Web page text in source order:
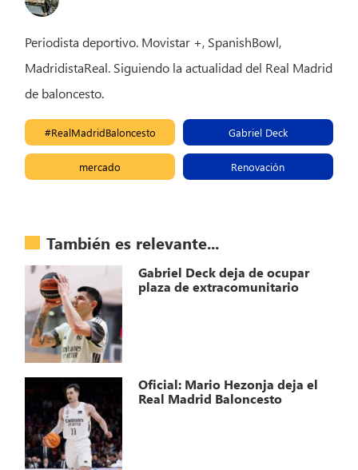
Periodista deportivo. Movistar +, SpanishBowl,
MadridistaReal. Siguiendo la actualidad del Real Madrid
de baloncesto.
#RealMadridBaloncesto Gabriel Deck
mercado Renovación
También es relevante...
Gabriel Deck deja de ocupar
plaza de extracomunitario
Oficial: Mario Hezonja deja el
Real Madrid Baloncesto